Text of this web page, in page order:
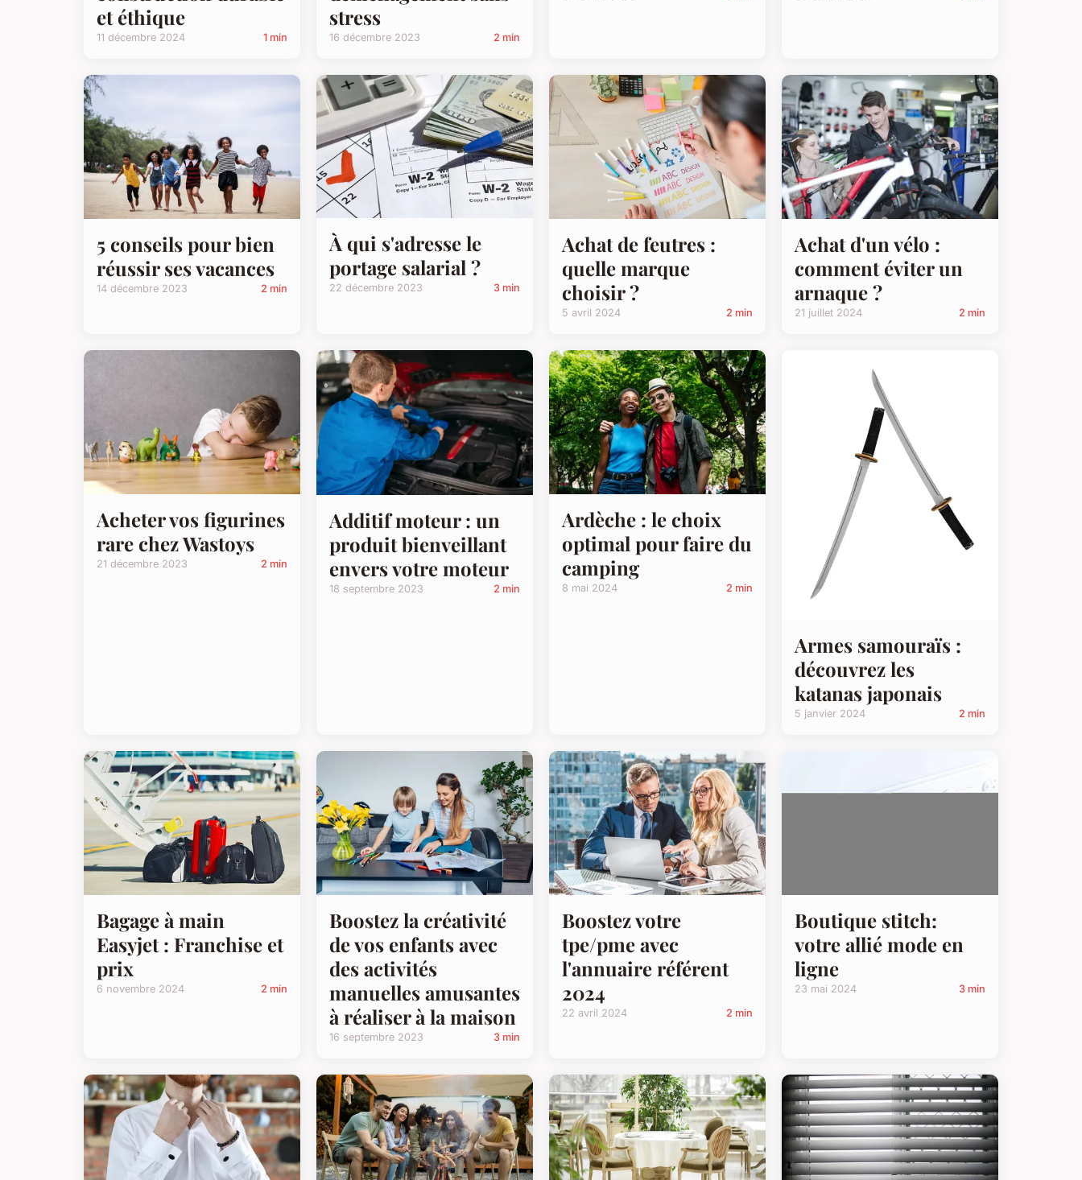
et éthique
11 décembre 2024 1 min
stress
16 décembre 2023 2 min
5 conseils pour bien
réussir ses vacances
14 décembre 2023 2 min
À qui s'adresse le
portage salarial ?
22 décembre 2023 3 min
Achat de feutres :
quelle marque
choisir ?
5 avril 2024 2 min
Achat d'un vélo :
comment éviter un
arnaque ?
21 juillet 2024 2 min
Acheter vos figurines
rare chez Wastoys
21 décembre 2023 2 min
Additif moteur : un
produit bienveillant
envers votre moteur
18 septembre 2023 2 min
Ardèche : le choix
optimal pour faire du
camping
8 mai 2024 2 min
Armes samouraïs :
découvrez les
katanas japonais
5 janvier 2024 2 min
Bagage à main
Easyjet : Franchise et
prix
6 novembre 2024 2 min
Boostez la créativité
de vos enfants avec
des activités
manuelles amusantes
à réaliser à la maison
16 septembre 2023 3 min
Boostez votre
tpe/pme avec
l'annuaire référent
2024
22 avril 2024 2 min
Boutique stitch:
votre allié mode en
ligne
23 mai 2024 3 min